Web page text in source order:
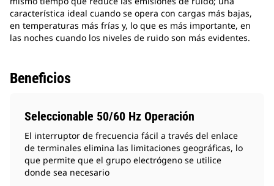
característica ideal cuando se opera con cargas más bajas,
en temperaturas más frías y, lo que es más importante, en
las noches cuando los niveles de ruido son más evidentes.
Beneficios
Seleccionable 50/60 Hz Operación
El interruptor de frecuencia fácil a través del enlace
de terminales elimina las limitaciones geográficas, lo
que permite que el grupo electrógeno se utilice
donde sea necesario